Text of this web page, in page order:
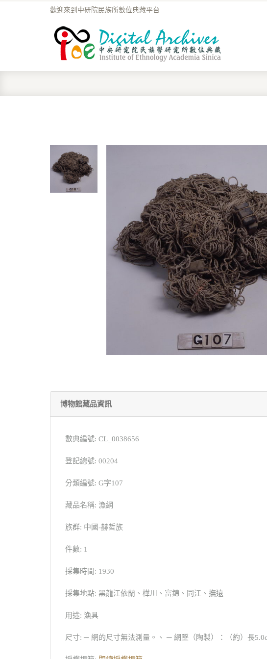
歡迎來到中研院民族所數位典藏平台
博物館藏品資訊
數典編號: CL_0038656
登記總號: 00204
分類編號: G字107
藏品名稱: 漁網
族群: 中國-赫哲族
件數: 1
採集時間: 1930
採集地點: 黑龍江依蘭、樺川、富錦、同江、撫遠
用途: 漁具
尺寸: ─ 網的尺寸無法測量。、 ─ 網墜（陶製）：（約）長